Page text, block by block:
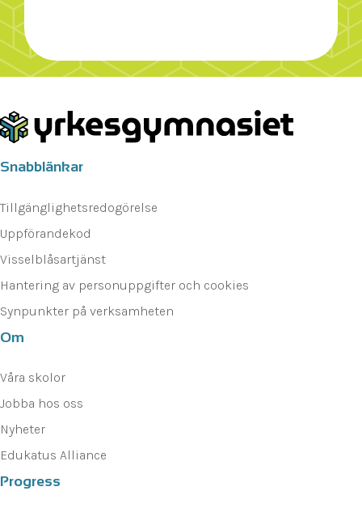
Snabblänkar
Tillgänglighetsredogörelse
Uppförandekod
Visselblåsartjänst
Hantering av personuppgifter och cookies
Synpunkter på verksamheten
Om
Våra skolor
Jobba hos oss
Nyheter
Edukatus Alliance
Progress